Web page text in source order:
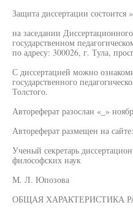
Защита диссертации состоится
на заседании
государственном
по адресу: 300026, г. Тула,
С диссертацией можно
государственного
Толстого.
Автореферат разослан «_»
Автореферат размещен на
Ученый секретарь
философских наук
М. Л. Юпозова
ОБЩАЯ ХАРАКТЕРИСТИКА